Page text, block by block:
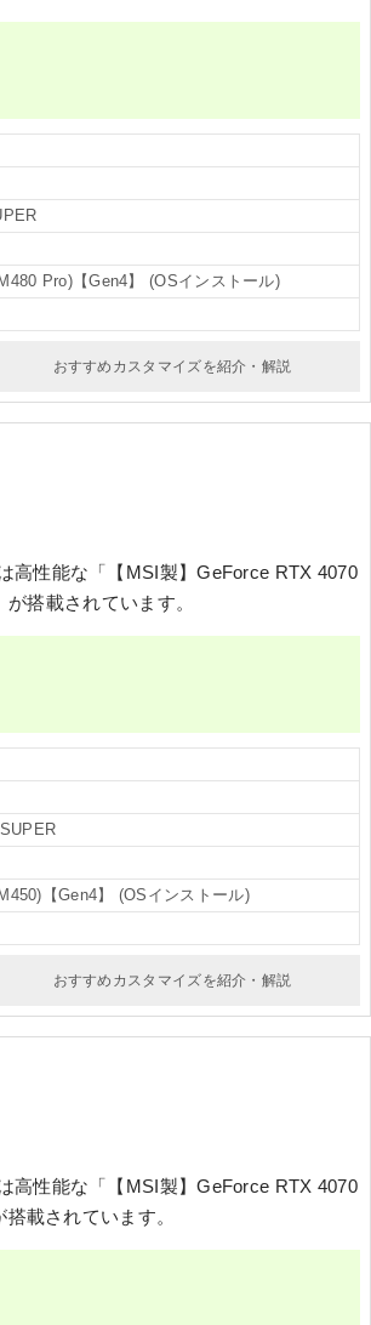
Pro)【Gen4】 (OSインストール)
おすすめカスタマイズを紹介・解説
高性能な 「【MSI製】GeForce RTX 4070
が搭載されています。
【Gen4】 (OSインストール)
おすすめカスタマイズを紹介・解説
高性能な 「【MSI製】GeForce RTX 4070
搭載されています。